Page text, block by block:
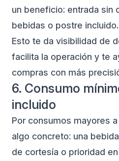
un beneficio: entrada sin
bebidas o postre incluido.
Esto te da visibilidad de
facilita la operación y te
compras con más
6. Consumo
incluido
Por consumos mayores
algo concreto: una
de cortesía o prioridad